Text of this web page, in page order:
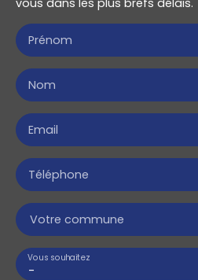
vous dans les plus brefs délais.
Prénom
Nom
Email
Téléphone
Votre commune
-
Vous souhaitez